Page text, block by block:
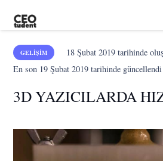
GELIŞIM 18 Şubat 2019tarihinde
En son 19 Şubat 2019 tarihinde güncellendi
3D YAZICILARDA